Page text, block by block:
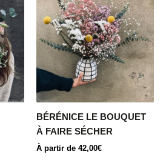
BÉRÉNICE LE BOUQUET
À FAIRE SÉCHER
À partir de 42,00€
produit
a
plusieurs
variations.
Les
options
peuvent
choisies
sur
la